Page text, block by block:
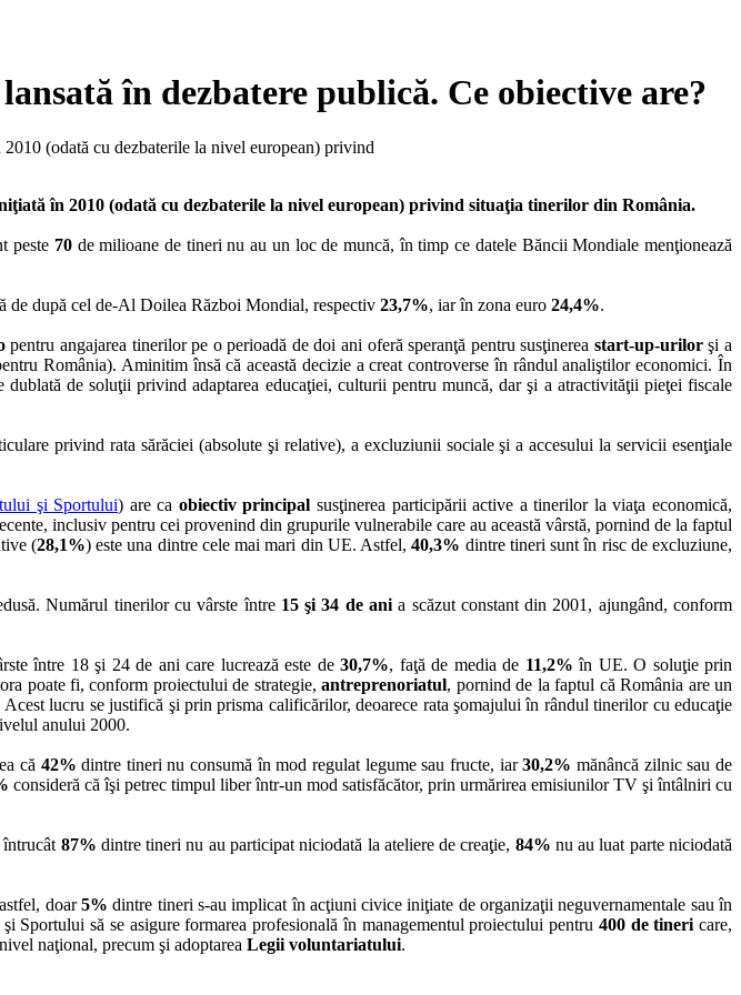
în dezbatere publică. Ce obiective are?
(odată cu dezbaterile la nivel european) privind
în 2010 (odată cu dezbaterile la nivel european) privind situaţia tinerilor din România.
peste 70de milioane de tineri nu au un loc de muncă, în timp ce datele Băncii Mondiale menţionează
de după cel de-Al Doilea Război Mondial, respectiv 23,7%, iar în zona euro 24,4%.
pentru angajarea tinerilor pe o perioadă de doi ani oferă speranţă pentru susţinerea start-up-urilorşi a
România). Aminitim însă că această decizie a creat controverse în rândul analiştilor economici. În
de soluţii privind adaptarea educaţiei, culturii pentru muncă, dar şi a atractivităţii pieţei fiscale
privind rata sărăciei (absolute şi relative), a excluziunii sociale şi a accesului la servicii esenţiale
şi Sportului) are ca obiectiv principal susţinerea participării active a tinerilor la viaţa economică,
inclusiv pentru cei provenind din grupurile vulnerabile care au această vârstă, pornind de la faptul
(28,1%) este una dintre cele mai mari din UE. Astfel,40,3% dintre tineri sunt în risc de excluziune,
Numărul tinerilor cu vârste între 15 şi 34 de ani a scăzut constant din 2001, ajungând, conform
între 18 şi 24 de ani care lucrează este de 30,7%, faţă de media de 11,2% în UE. O soluţie prin
poate fi, conform proiectului de strategie,antreprenoriatul, pornind de la faptul că România are un
lucru se justifică şi prin prisma calificărilor, deoarece rata şomajului în rândul tinerilor cu educaţie
anului 2000.
că 42% dintre tineri nu consumă în mod regulat legume sau fructe, iar30,2% mănâncă zilnic sau de
consideră că îşi petrec timpul liber într-un mod satisfăcător, prin urmărirea emisiunilor TV şi întâlniri cu
întrucât 87% dintre tineri nu au participat niciodată la ateliere de creaţie, 84% nu au luat parte niciodată
doar5% dintre tineri s-au implicat în acţiuni civice iniţiate de organizaţii neguvernamentale sau în
Sportului să se asigure formarea profesională în managementul proiectului pentru 400 de tineri care,
naţional, precum şi adoptarea Legii voluntariatului.